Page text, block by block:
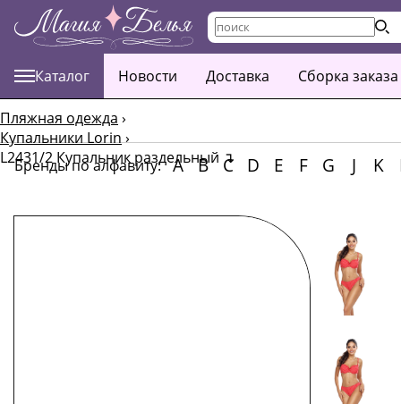
Каталог Новости Доставка Сборка заказа
Пляжная одежда ›
Купальники Lorin›
L2431/2 Купальник раздельный ↴
Бренды по алфавиту: A B C D E F G J K